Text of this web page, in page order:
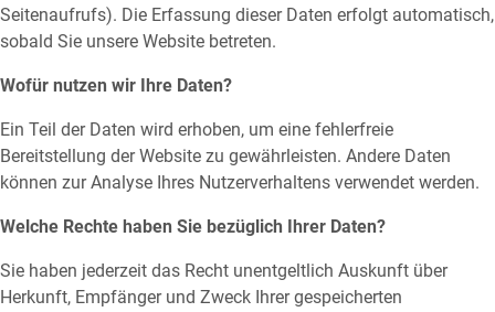
Seitenaufrufs). Die Erfassung dieser Daten erfolgt automatisch,
sobald Sie unsere Website betreten.
Wofür nutzen wir Ihre Daten?
Ein Teil der Daten wird erhoben, um eine fehlerfreie
Bereitstellung der Website zu gewährleisten. Andere Daten
können zur Analyse Ihres Nutzerverhaltens verwendet werden.
Welche Rechte haben Sie bezüglich Ihrer Daten?
Sie haben jederzeit das Recht unentgeltlich Auskunft über
Herkunft, Empfänger und Zweck Ihrer gespeicherten